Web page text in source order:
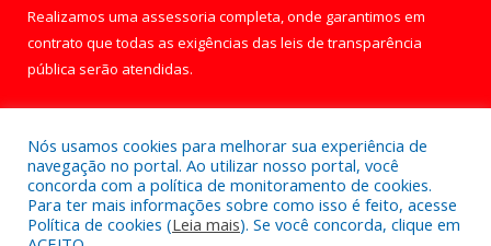
Realizamos uma assessoria completa, onde garantimos em
contrato que todas as exigências das leis de transparência
pública serão atendidas.
Todos os direitos reservados a Câmara Municipal de Óbidos.
Nós usamos cookies para melhorar sua experiência de
navegação no portal. Ao utilizar nosso portal, você
concorda com a política de monitoramento de cookies.
Para ter mais informações sobre como isso é feito, acesse
Política de cookies (Leia mais). Se você concorda, clique em